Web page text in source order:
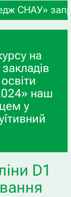
на
наш
у
D1